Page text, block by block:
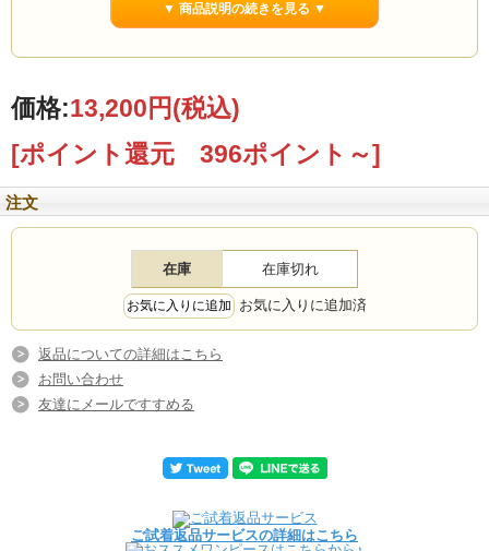
▼ 商品説明の続きを見る ▼
価格:13,200円(税込)
[ポイント還元 396ポイント～]
注文
在庫 在庫切れ
お気に入りに追加済
返品についての詳細はこちら
お問い合わせ
友達にメールですすめる
ご試着返品サービスの詳細はこちら